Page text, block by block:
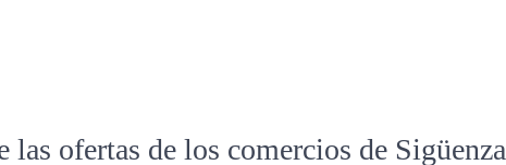
las ofertas de los comercios de Sigüenza